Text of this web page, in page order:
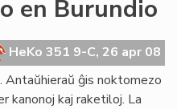
en Burundio
HeKo 351 9-C, 26 apr 08
Antaŭhieraŭ ĝis noktomezo
kanonoj kaj raketiloj. La